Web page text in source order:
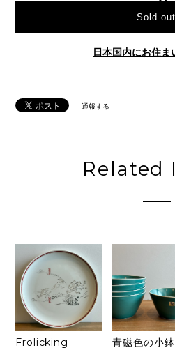
Sold out
日本国内にお住ま
通報する
Related
Frolicking
青磁色の小